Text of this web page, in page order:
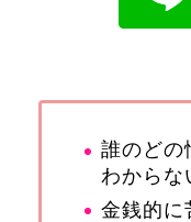
誰のどの
わからな
金銭的に